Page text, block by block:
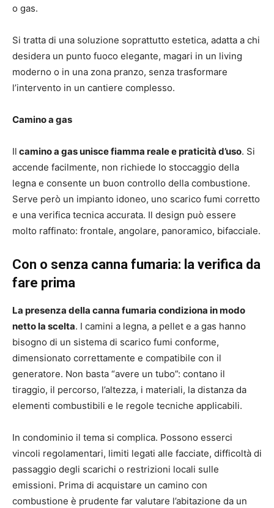
o gas.
Si tratta di una soluzione soprattutto estetica, adatta a chi
desidera un punto fuoco elegante, magari in un living
moderno o in una zona pranzo, senza trasformare
l’intervento in un cantiere complesso.
Camino a gas
Il camino a gas unisce fiamma reale e praticità d’uso. Si
accende facilmente, non richiede lo stoccaggio della
legna e consente un buon controllo della combustione.
Serve però un impianto idoneo, uno scarico fumi corretto
e una verifica tecnica accurata. Il design può essere
molto raffinato: frontale, angolare, panoramico, bifacciale.
Con o senza canna fumaria: la verifica da
fare prima
La presenza della canna fumaria condiziona in modo
netto la scelta. I camini a legna, a pellet e a gas hanno
bisogno di un sistema di scarico fumi conforme,
dimensionato correttamente e compatibile con il
generatore. Non basta “avere un tubo”: contano il
tiraggio, il percorso, l’altezza, i materiali, la distanza da
elementi combustibili e le regole tecniche applicabili.
In condominio il tema si complica. Possono esserci
vincoli regolamentari, limiti legati alle facciate, difficoltà di
passaggio degli scarichi o restrizioni locali sulle
emissioni. Prima di acquistare un camino con
combustione è prudente far valutare l’abitazione da un